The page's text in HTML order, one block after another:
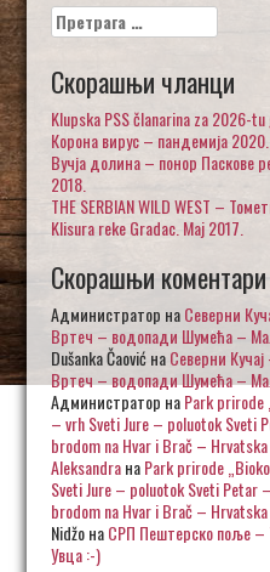
Претрага
за:
Скорашњи чланци
Klupska PSS članarina za 2026-
Корона вирус – пандемија
Вучја долина – понор Паскове
2018.
THE SERBIAN WILD WEST –
Klisura reke Gradac. Maj 2017.
Скорашњи коментари
Администратор наСеверни
Вртеч – водопади Шумећа –
Dušanka ČaovićнаСеверни
Вртеч – водопади Шумећа –
Администратор наPark prirode
– vrh Sveti Jure – poluotok Sveti
brodom na Hvar i Brač – Hrvatska
AleksandraнаPark prirode
Sveti Jure – poluotok Sveti Petar
brodom na Hvar i Brač – Hrvatska
NidžoнаСРП Пештерско поље –
Увца :-)